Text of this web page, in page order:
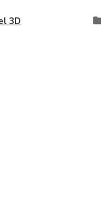
3D